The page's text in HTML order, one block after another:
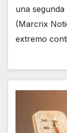
una
(Marcrix
extremo